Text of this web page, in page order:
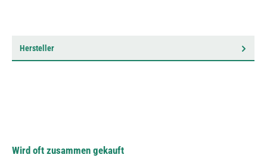
Hersteller
Wird oft zusammen gekauft